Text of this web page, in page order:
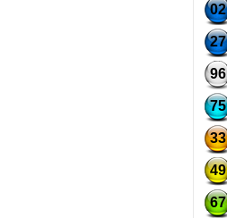
02
27
96
75
33
49
67